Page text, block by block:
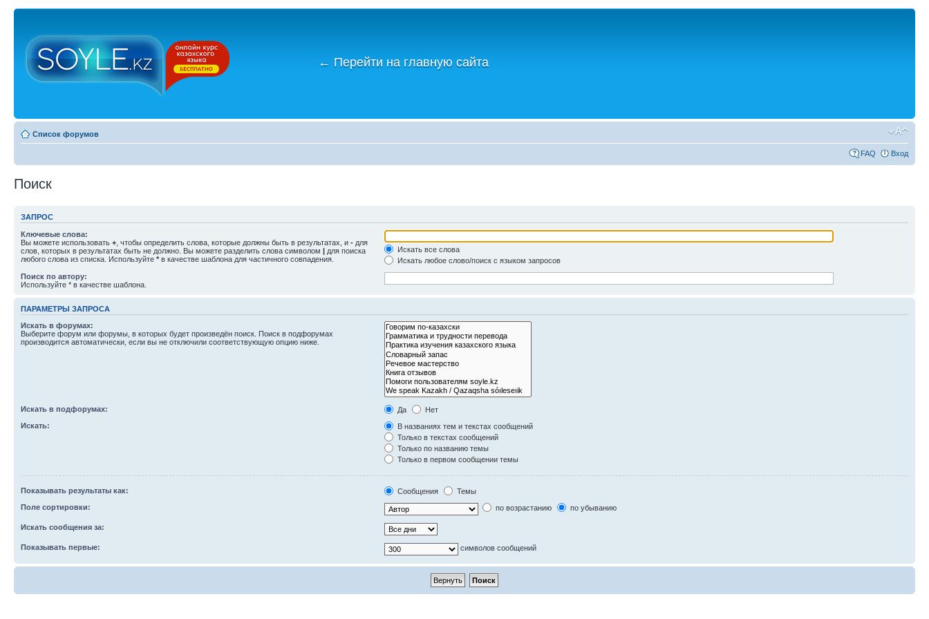
← Перейти на главную сайта
Список форумов
FAQ Вход
Поиск
ЗАПРОС
Ключевые слова:
Вы можете использовать + , чтобы определить слова, которые должны быть в результатах, и - для
слов, которых в результатах быть не должно. Вы можете разделить слова символом | для поиска
любого слова из списка. Используйте * в качестве шаблона для частичного совпадения.
Искать все слова
Искать любое слово/поиск с языком запросов
Поиск по автору:
Используйте * в качестве шаблона.
ПАРАМЕТРЫ ЗАПРОСА
Искать в форумах:
Выберите форум или форумы, в которых будет произведён поиск. Поиск в подфорумах
производится автоматически, если вы не отключили соответствующую опцию ниже.
Искать в подфорумах: Да
Нет
Искать:
В названиях тем и текстах сообщений
Только в текстах сообщений
Только по названию темы
Только в первом сообщении темы
Показывать результаты как: Сообщения
Темы
Поле сортировки:
по возрастанию по убыванию
Искать сообщения за:
Показывать первые: символов сообщений